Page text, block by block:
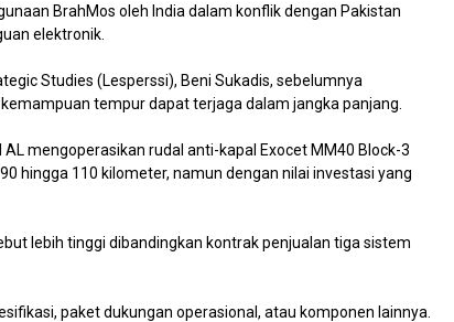
BrahMos oleh India dalam konflik dengan Pakistan
elektronik.
Studies (Lesperssi), Beni Sukadis, sebelumnya
tempur dapat terjaga dalam jangka panjang.
mengoperasikan rudal anti-kapal Exocet MM40 Block-3
hingga 110 kilometer, namun dengan nilai investasi yang
lebih tinggi dibandingkan kontrak penjualan tiga sistem
paket dukungan operasional, atau komponen lainnya.